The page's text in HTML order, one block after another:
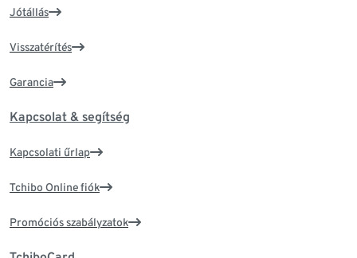
Jótállás
Visszatérítés
Garancia
Kapcsolat & segítség
Kapcsolati űrlap
Tchibo Online fiók
Promóciós szabályzatok